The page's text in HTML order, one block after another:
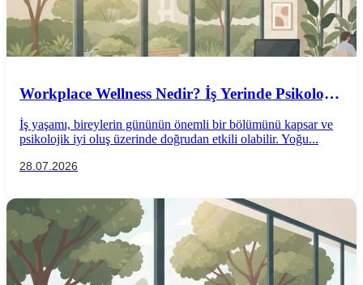
Workplace Wellness Nedir? İş Yerinde Psikolojik
İş yaşamı, bireylerin gününün önemli bir bölümünü kapsar ve
psikolojik iyi oluş üzerinde doğrudan etkili olabilir. Yoğu...
28.07.2026